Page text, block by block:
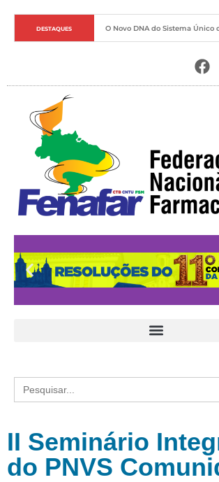
DESTAQUES O Novo DNA do Sistema Único
Search
for:
II Seminário
do PNVS